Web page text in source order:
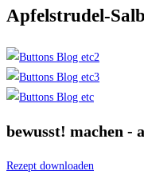
Apfelstrudel-
bewusst! machen -
Rezept downloaden